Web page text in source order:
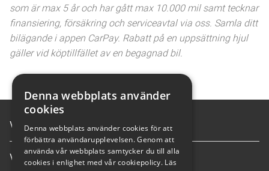
som är max 5 år och har gått max 10.000 mil samt tecknar
finansiering, försäkring och serviceavtal via oss. Samla ditt
bilägande i appen CarPay. Rabatt på en uppsättning hjul
gäller vid köptillfället av en begagnad bil.
Våra tjänster
Våra anläggningar
Denna webbplats använder
cookies
Denna webbplats använder cookies för att
förbättra användarupplevelsen. Genom att
använda vår webbplats samtycker du till alla
cookies i enlighet med vår cookiepolicy. Läs